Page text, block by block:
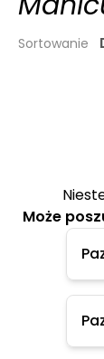
Sortowanie
Może